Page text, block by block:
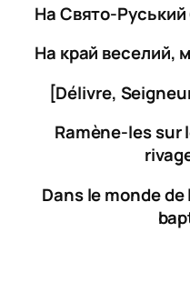
На Свято-Руський
На край веселий,
[Délivre,
Ramène-les sur
Dans le monde